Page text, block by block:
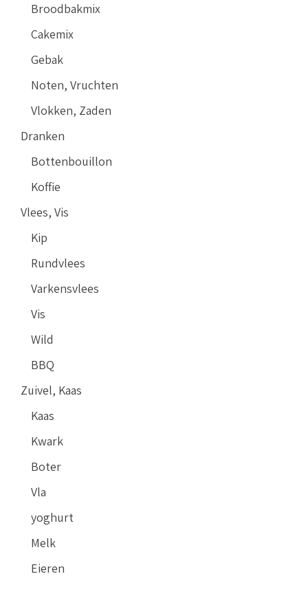
Broodbakmix
Cakemix
Gebak
Noten, Vruchten
Vlokken, Zaden
Dranken
Bottenbouillon
Koffie
Vlees, Vis
Kip
Rundvlees
Varkensvlees
Vis
Wild
BBQ
Zuivel, Kaas
Kaas
Kwark
Boter
Vla
yoghurt
Melk
Eieren